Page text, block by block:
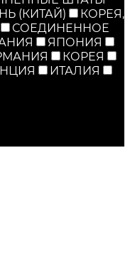
(КИТАЙ)
КОРЕЯ,
СОЕДИНЕННОЕ
ЯПОНИЯ
КОРЕЯ
ИТАЛИЯ